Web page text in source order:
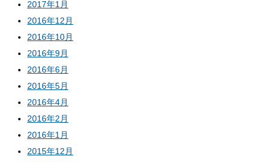
2017年1月
2016年12月
2016年10月
2016年9月
2016年6月
2016年5月
2016年4月
2016年2月
2016年1月
2015年12月